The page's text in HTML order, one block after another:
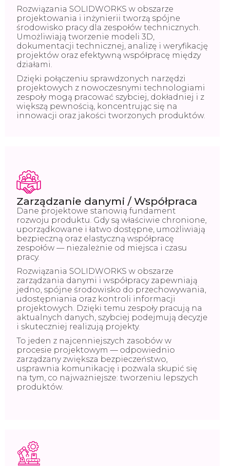
Rozwiązania SOLIDWORKS w obszarze
projektowania i inżynierii tworzą spójne
środowisko pracy dla zespołów technicznych.
Umożliwiają tworzenie modeli 3D,
dokumentacji technicznej, analizę i weryfikację
projektów oraz efektywną współpracę między
działami.
Dzięki połączeniu sprawdzonych narzędzi
projektowych z nowoczesnymi technologiami
zespoły mogą pracować szybciej, dokładniej i z
większą pewnością, koncentrując się na
innowacji oraz jakości tworzonych produktów.
Zarządzanie danymi / Współpraca
Dane projektowe stanowią fundament
rozwoju produktu. Gdy są właściwie chronione,
uporządkowane i łatwo dostępne, umożliwiają
bezpieczną oraz elastyczną współpracę
zespołów — niezależnie od miejsca i czasu
pracy.
Rozwiązania SOLIDWORKS w obszarze
zarządzania danymi i współpracy zapewniają
jedno, spójne środowisko do przechowywania,
udostępniania oraz kontroli informacji
projektowych. Dzięki temu zespoły pracują na
aktualnych danych, szybciej podejmują decyzje
i skuteczniej realizują projekty.
To jeden z najcenniejszych zasobów w
procesie projektowym — odpowiednio
zarządzany zwiększa bezpieczeństwo,
usprawnia komunikację i pozwala skupić się
na tym, co najważniejsze: tworzeniu lepszych
produktów.